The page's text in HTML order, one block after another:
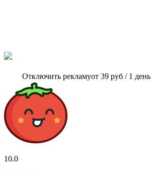
Отключить рекламуот 39 руб / 1 день
10.0